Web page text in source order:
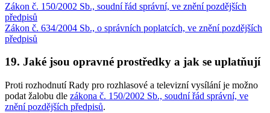
Zákon č. 150/2002 Sb., soudní řád správní, ve znění pozdějších
předpisů
Zákon č. 634/2004 Sb., o správních poplatcích, ve znění pozdějších
předpisů
19. Jaké jsou opravné prostředky a jak se uplatňují
Proti rozhodnutí Rady pro rozhlasové a televizní vysílání je možno
podat žalobu dle zákona č. 150/2002 Sb., soudní řád správní, ve
znění pozdějších předpisů.